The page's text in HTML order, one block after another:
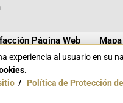
Página Web
experiencia al usuario en su
/ Política de Protección